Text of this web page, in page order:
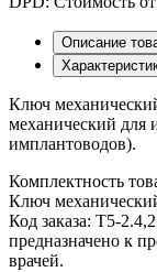
Описание
Ключ
механический для
имплантоводов).
Комплектность
Ключ
Код заказа: T5-
предназначено к
врачей.